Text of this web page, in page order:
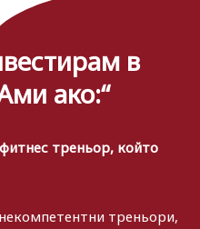
в
ако:“
треньор, който
треньори,